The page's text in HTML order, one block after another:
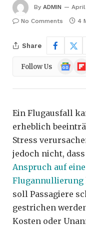
By ADMIN April
No Comments
4
Share
Follow Us
Google
Ein Flugausfall
erheblich
Stress
jedoch nicht,
Anspruch auf
Flugannullierung
soll Passagiere
gestrichen
Kosten oder